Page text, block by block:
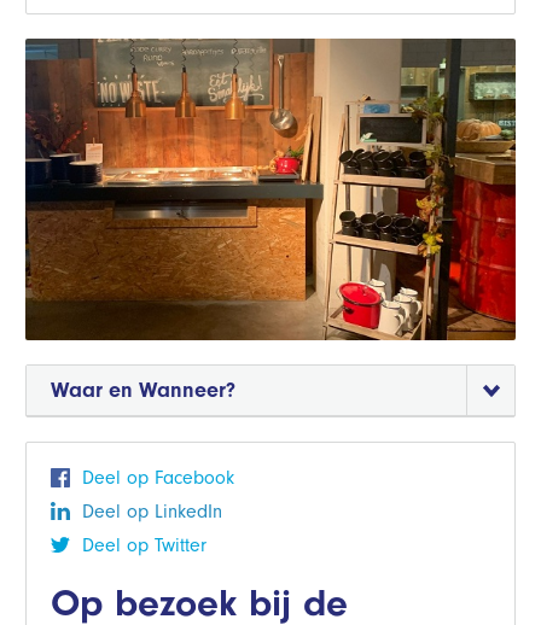
Waar en Wanneer?
Deel op Facebook
Deel op LinkedIn
Deel op Twitter
Op bezoek bij de